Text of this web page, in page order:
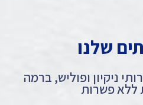
שלנו
ניקיון ופוליש, ברמה
ללא פשרות